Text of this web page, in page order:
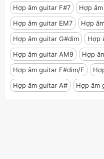
Hợp âm guitar F#7 Hợp
Hợp âm guitar EM7
Hợp
Hợp âm guitar G#dim
Hợp
Hợp âm guitar AM9
Hợp
Hợp âm guitar F#dim/F
Hợp âm guitar A#
Hợp âm